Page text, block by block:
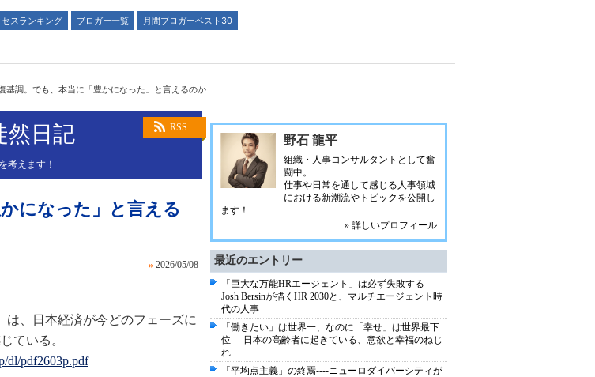
セスランキング ブロガー一覧
月間ブロガーベスト30
基調。でも、本当に「豊かになった」と言えるのか
RSS
然日記
考えます！
になった」と言える
» 2026/05/08
は、日本経済が今どのフェーズに
ている。
dl/pdf2603p.pdf
野石 龍平
組織・人事コンサルタントとして奮
闘中。
仕事や日常を通して感じる人事領域
における新潮流やトピックを公開し
ます！
» 詳しいプロフィール
最近のエントリー
「巨大な万能HRエージェント」は必ず失敗する----
Josh Bersinが描くHR 2030と、マルチエージェント時
代の人事
「働きたい」は世界一、なのに「幸せ」は世界最下
位----日本の高齢者に起きている、意欲と幸福のねじ
れ
「平均点主義」の終焉----ニューロダイバーシティが